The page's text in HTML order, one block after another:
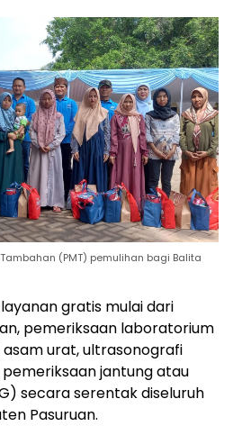
(PMT) pemulihan bagi Balita
gratis mulai dari
pemeriksaan laboratorium
urat, ultrasonografi
pemeriksaan jantung atau
secara serentak diseluruh
Pasuruan.